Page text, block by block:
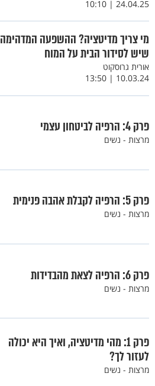
24.04.25 | 10:10
מי צריך מדיטציה? ההשפעה המדהימה
שיש לסידור הבית על המוח
אורית גרוסקוט
10.03.24 | 13:50
פרק 4: הרפיה לביטחון עצמי
מרצות - נשים
פרק 5: הרפיה לקבלת אהבה פנימית
מרצות - נשים
פרק 6: הרפיה לצאת מהבדידות
מרצות - נשים
פרק 1: מהי מדיטציה, ואיך היא יכולה
לעזור לך?
מרצות - נשים